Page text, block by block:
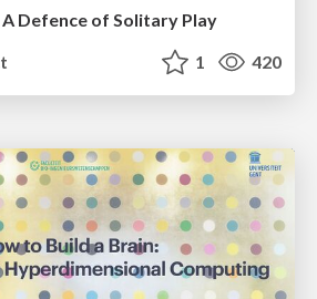
A Defence of Solitary Play
1 420